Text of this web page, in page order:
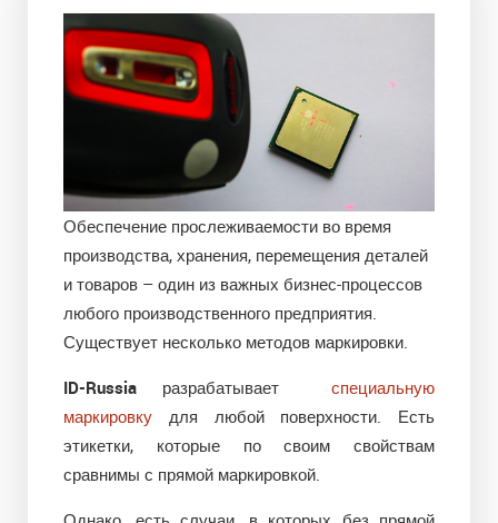
Обеспечение прослеживаемости во время
производства, хранения, перемещения деталей
и товаров – один из важных бизнес-процессов
любого производственного предприятия.
Существует несколько методов маркировки.
ID-Russia разрабатывает
специальную
маркировку для любой поверхности. Есть
этикетки, которые по своим свойствам
сравнимы с прямой маркировкой.